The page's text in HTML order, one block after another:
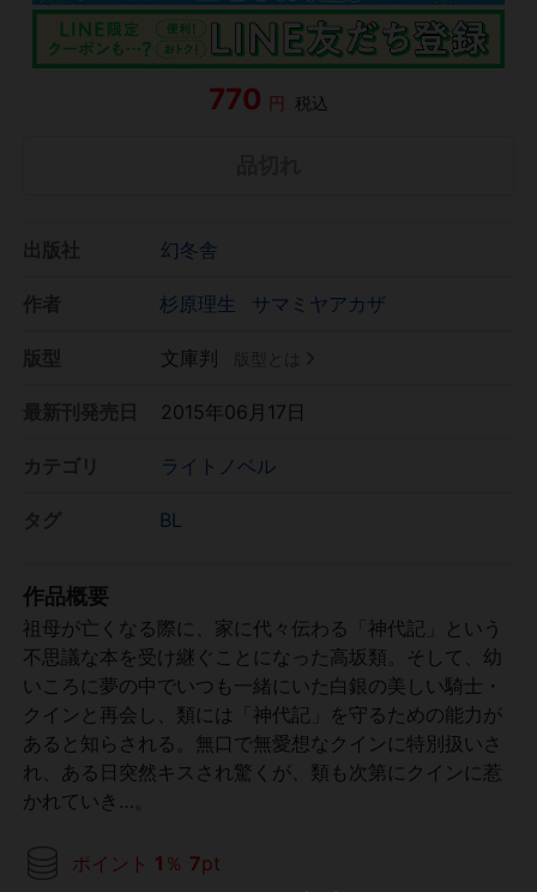
770 円 税込
幻冬舎
杉原理生 サマミヤアカザ
文庫判
2015年06月17日
ライトノベル
BL
作品概要
祖母が亡くなる際に、家に代々伝わる「神代記」という
不思議な本を受け継ぐことになった高坂類。そして、幼
いころに夢の中でいつも一緒にいた白銀の美しい騎士・
クインと再会し、類には「神代記」を守るための能力が
あると知らされる。無口で無愛想なクインに特別扱いさ
れ、ある日突然キスされ驚くが、類も次第にクインに惹
かれていき…。
ポイント 1 ％ 7pt